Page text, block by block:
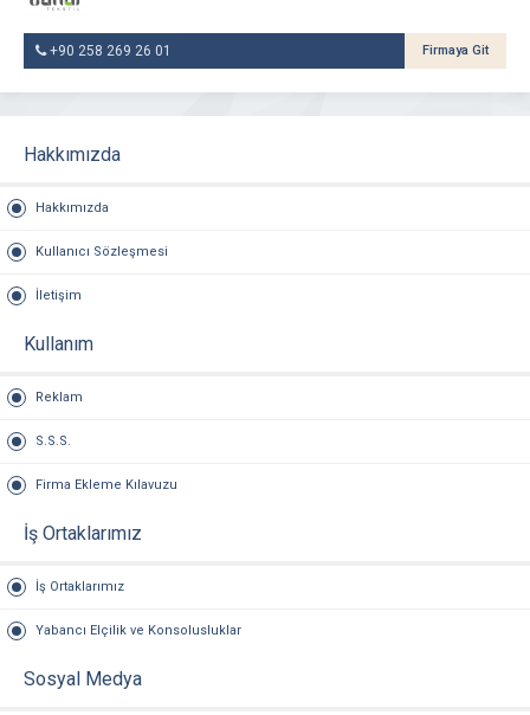
+90 258 269 26 01 Firmaya Git
Hakkımızda
Hakkımızda
Kullanıcı Sözleşmesi
İletişim
Kullanım
Reklam
S.S.S.
Firma Ekleme Kılavuzu
İş Ortaklarımız
İş Ortaklarımız
Yabancı Elçilik ve Konsolusluklar
Sosyal Medya